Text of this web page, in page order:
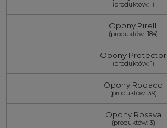
(produktów: 1)
Opony Pirelli
(produktów: 184)
Opony Protector
(produktów: 1)
Opony Rodaco
(produktów: 39)
Opony Rosava
(produktów: 3)